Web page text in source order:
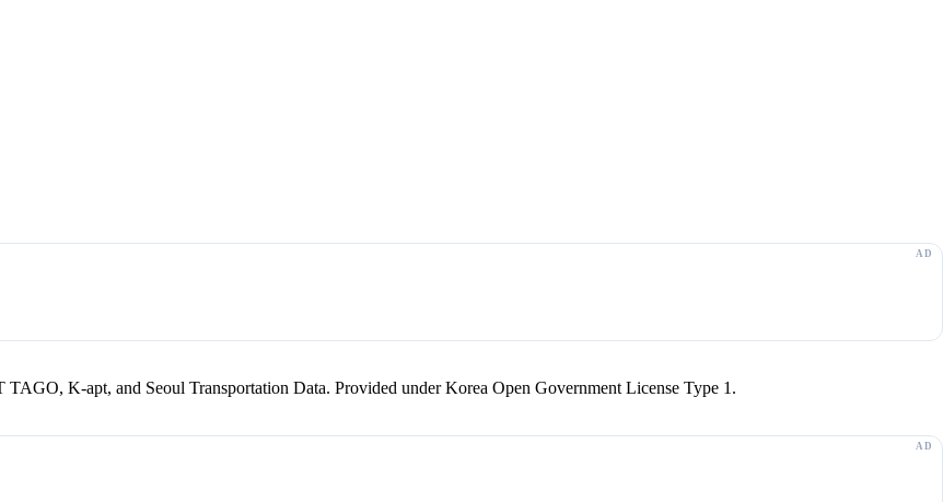
K-apt, and Seoul Transportation Data. Provided under Korea Open Government License Type 1.